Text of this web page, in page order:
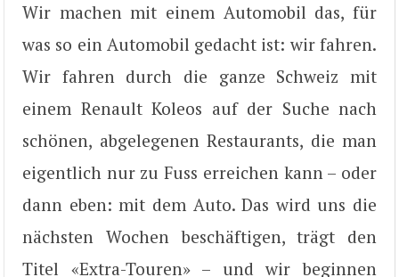
Wir machen mit einem Automobil das, für
was so ein Automobil gedacht ist: wir fahren.
Wir fahren durch die ganze Schweiz mit
einem Renault Koleos auf der Suche nach
schönen, abgelegenen Restaurants, die man
eigentlich nur zu Fuss erreichen kann – oder
dann eben: mit dem Auto. Das wird uns die
nächsten Wochen beschäftigen, trägt den
Titel «Extra-Touren» – und wir beginnen